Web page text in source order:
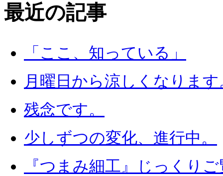
最近の記事
「ここ、知っている」
月曜日から涼しくなります
残念です。
少しずつの変化、進行中。
『つまみ細工』じっくり